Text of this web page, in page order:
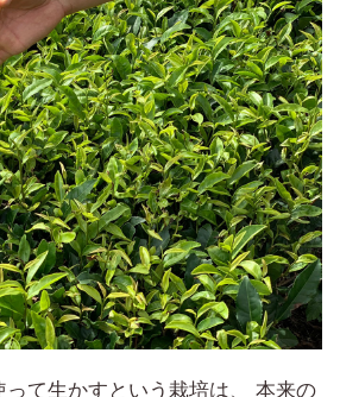
って生かすという栽培は、 本来の